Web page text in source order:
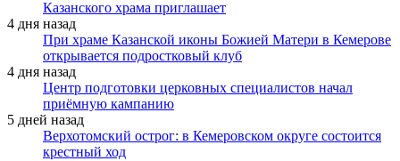
Казанского храма приглашает
4 дня назад
При храме Казанской иконы Божией Матери в Кемерове
открывается подростковый клуб
4 дня назад
Центр подготовки церковных специалистов начал
приёмную кампанию
5 дней назад
Верхотомский острог: в Кемеровском округе состоится
крестный ход